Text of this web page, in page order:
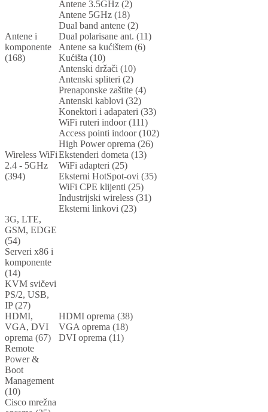
Antene i
komponente
(168)
Antene 3.5GHz (2)
Antene 5GHz (18)
Dual band antene (2)
Dual polarisane ant. (11)
Antene sa kućištem (6)
Kućišta (10)
Antenski držači (10)
Antenski spliteri (2)
Prenaponske zaštite (4)
Antenski kablovi (32)
Konektori i adapateri (33)
Wireless WiFi
2.4 - 5GHz
(394)
WiFi ruteri indoor (111)
Access pointi indoor (102)
High Power oprema (26)
Ekstenderi dometa (13)
WiFi adapteri (25)
Eksterni HotSpot-ovi (35)
WiFi CPE klijenti (25)
Industrijski wireless (31)
Eksterni linkovi (23)
3G, LTE,
GSM, EDGE
(54)
Serveri x86 i
komponente
(14)
KVM svičevi
PS/2, USB,
IP (27)
HDMI,
VGA, DVI
oprema (67)
HDMI oprema (38)
VGA oprema (18)
DVI oprema (11)
Remote
Power &
Boot
Management
(10)
Cisco mrežna